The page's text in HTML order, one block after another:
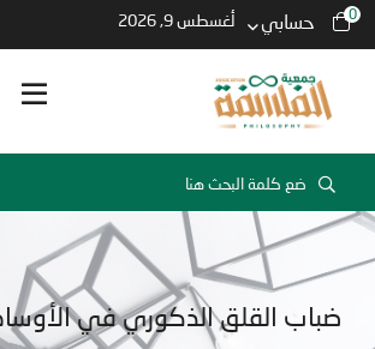
0 حسابي أغسطس 9, 2026
ضباب القلق الذكوري في